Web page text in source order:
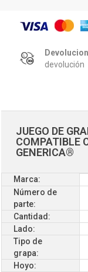
devolución
JUEGO DE
COMPATIBLE
GENERICA®
Marca:
Número de
parte:
Cantidad:
Lado:
Tipo de
grapa:
Hoyo: